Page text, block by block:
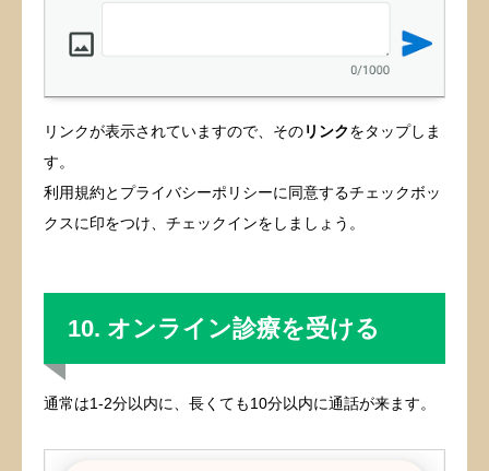
リンクが表示されていますので、そのリンクをタップしま
す。
利用規約とプライバシーポリシーに同意するチェックボッ
クスに印をつけ、チェックインをしましょう。
10. オンライン診療を受ける
通常は1-2分以内に、長くても10分以内に通話が来ます。
Web予約 アクセス